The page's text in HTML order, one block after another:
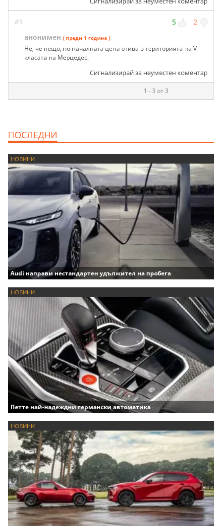
#1 5 2
анонимен ( преди 1 година )
Не, че нещо, но началната цена отива в територията на V
класата на Мерцедес.
Сигнализирай за неуместен коментар
1 - 3 от 3
ПОСЛЕДНИ
НОВИНИ
Audi направи нестандартен удължител на пробега
НОВИНИ
Петте най-надеждни германски автоматика
НОВИНИ